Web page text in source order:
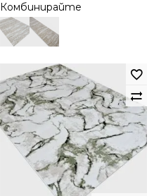
Комбинирайте